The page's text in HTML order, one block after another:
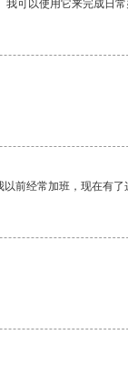
可以使用它来完成日常
前经常加班，现在有